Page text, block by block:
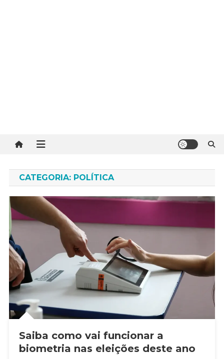
CATEGORIA: POLÍTICA
Saiba como vai funcionar a
biometria nas eleições deste ano